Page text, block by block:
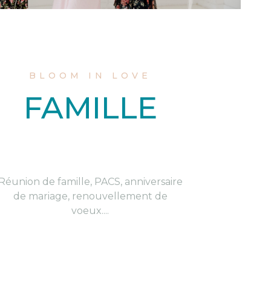
BLOOM IN LOVE
FAMILLE
de famille, PACS, anniversaire
de mariage, renouvellement de
voeux....